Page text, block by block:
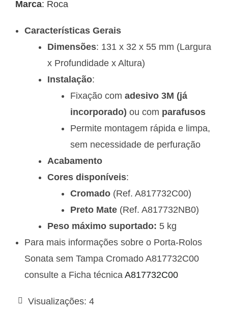
Marca: Roca
Características Gerais
Dimensões: 131 x 32 x 55 mm (Largura
x Profundidade x Altura)
Instalação:
Fixação com adesivo 3M (já
incorporado) ou com parafusos
Permite montagem rápida e limpa,
sem necessidade de perfuração
Acabamento
Cores disponíveis:
Cromado (Ref. A817732C00)
Preto Mate (Ref. A817732NB0)
Peso máximo suportado: 5 kg
Para mais informações sobre o Porta-Rolos
Sonata sem Tampa Cromado A817732C00
consulte a Ficha técnica A817732C00
Visualizações: 4